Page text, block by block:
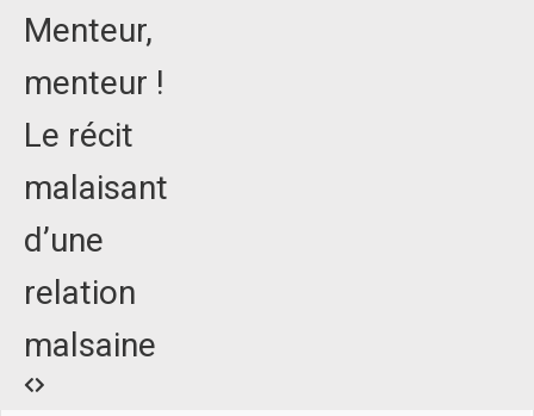
Menteur,
menteur !
Le récit
malaisant
d’une
relation
malsaine